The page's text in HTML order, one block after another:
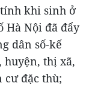
khi sinh ở
Hà Nội đã đẩy
dân số-kế
huyện, thị xã,
cư đặc thù;